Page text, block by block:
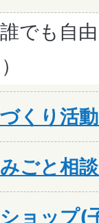
でも自
くり活
ごと相
ョップ(